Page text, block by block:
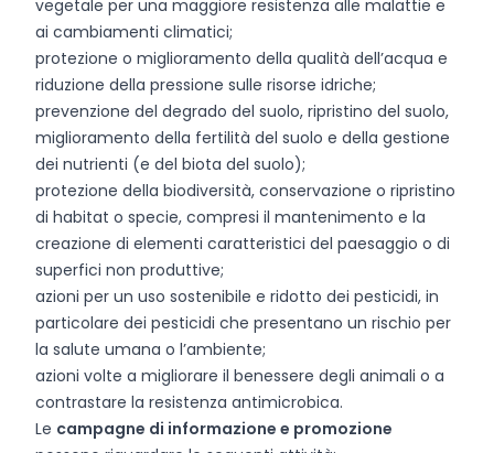
vegetale per una maggiore resistenza alle malattie e
ai cambiamenti climatici;
protezione o miglioramento della qualità dell’acqua e
riduzione della pressione sulle risorse idriche;
prevenzione del degrado del suolo, ripristino del suolo,
miglioramento della fertilità del suolo e della gestione
dei nutrienti (e del biota del suolo);
protezione della biodiversità, conservazione o ripristino
di habitat o specie, compresi il mantenimento e la
creazione di elementi caratteristici del paesaggio o di
superfici non produttive;
azioni per un uso sostenibile e ridotto dei pesticidi, in
particolare dei pesticidi che presentano un rischio per
la salute umana o l’ambiente;
azioni volte a migliorare il benessere degli animali o a
contrastare la resistenza antimicrobica.
Le campagne di informazione e promozione